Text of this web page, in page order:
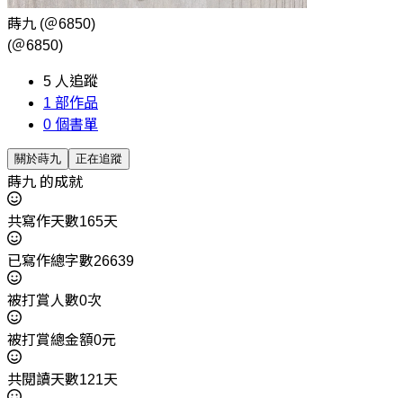
蒔九 (＠6850)
(＠6850)
5 人追蹤
1 部作品
0 個書單
關於蒔九 正在追蹤
蒔九 的成就
共寫作天數165天
已寫作總字數26639
被打賞人數0次
被打賞總金額0元
共閱讀天數121天